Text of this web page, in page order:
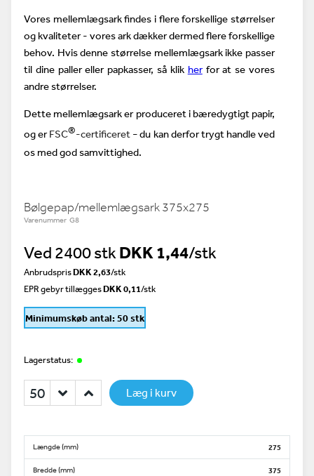
Vores mellemlægsark findes i flere forskellige størrelser
og kvaliteter - vores ark dækker dermed flere forskellige
behov. Hvis denne størrelse mellemlægsark ikke passer
til dine paller eller papkasser, så klik her for at se vores
andre størrelser.
Dette mellemlægsark er produceret ibæredygtigt papir,
og erFSC®-certificeret – du kan derfor trygt handle ved
os med god samvittighed.
Bølgepap/mellemlægsark 375x275
Varenummer G8
Ved 2400 stk DKK 1,44/stk
AnbrudsprisDKK 2,63/stk
EPR gebyr tillæggesDKK 0,11/stk
Minimumskøb antal: 50 stk
Lagerstatus:
Læg i kurv
Længde (mm) 275
Bredde (mm) 375